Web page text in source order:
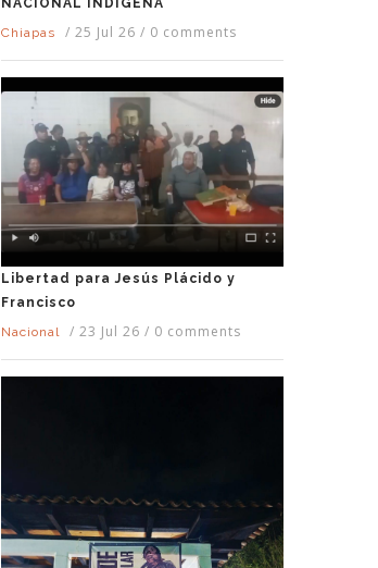
NACIONAL INDÍGENA
Chiapas
/ 25 Jul 26 / 0 comments
Libertad para Jesús Plácido y
Francisco
Nacional
/ 23 Jul 26 / 0 comments